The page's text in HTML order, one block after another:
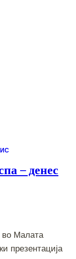
– денес
во Малата
презентација